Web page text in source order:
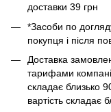
доставки 39 грн
*Засоби по
покупця і після
Доставка
тарифами
складає близько
вартість складає